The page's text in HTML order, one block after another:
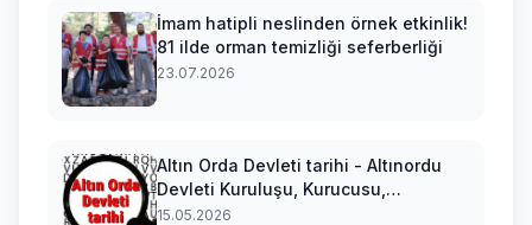
İmam hatipli neslinden örnek etkinlik!
81 ilde orman temizliği seferberliği
23.07.2026
Altın Orda Devleti tarihi - Altınordu
Devleti Kuruluşu, Kurucusu,
Hükümdarları, Sınırları Ve Yıkılışı
15.05.2026